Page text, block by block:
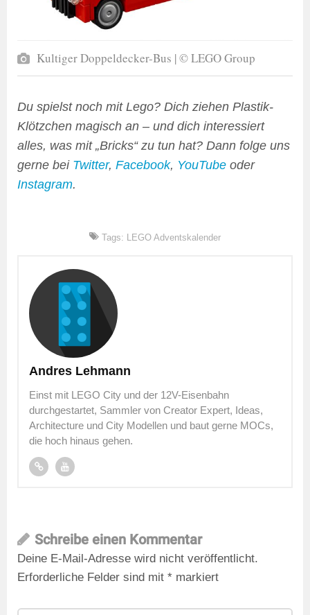
Kultiger Doppeldecker-Bus | © LEGO Group
Du spielst noch mit Lego? Dich ziehen Plastik-
Klötzchen magisch an – und dich interessiert
alles, was mit „Bricks“ zu tun hat? Dann folge uns
gerne bei Twitter, Facebook, YouTube oder
Instagram.
Tags: LEGO Adventskalender
Andres Lehmann
Einst mit LEGO City und der 12V-Eisenbahn
durchgestartet, Sammler von Creator Expert, Ideas,
Architecture und City Modellen und baut gerne MOCs,
die hoch hinaus gehen.
Schreibe einen Kommentar
Deine E-Mail-Adresse wird nicht veröffentlicht.
Erforderliche Felder sind mit * markiert